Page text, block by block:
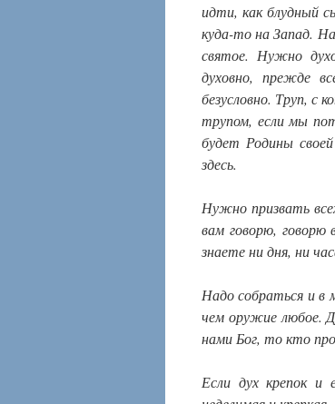
идти, как блудный
куда-то на Запад.
святое. Нужно
духовно, прежде
безусловно. Труп, с
трупом, если мы
будет Родины
здесь.
Нужно призвать
вам говорю, говорю
знаете ни дня, ни
Надо собраться и в
чем оружие любое.
нами Бог, то кто
Если дух крепок и